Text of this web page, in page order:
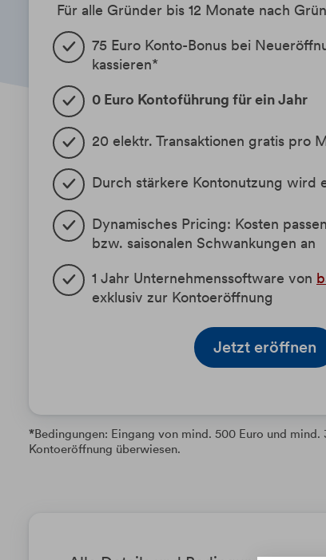
Für alle Gründer bis 12 Monate nach
75 Euro Konto-Bonus bei
kassieren*
0 Euro Kontoführung für ein Jahr
20 elektr. Transaktionen gratis pro
Durch stärkere Kontonutzung wird
Dynamisches Pricing: Kosten
bzw. saisonalen Schwankungen an
1 Jahr Unternehmenssoftware von
exklusiv zur Kontoeröffnung
Jetzt eröffnen
*Bedingungen: Eingang von mind. 500 Euro und
Kontoeröffnung überwiesen.